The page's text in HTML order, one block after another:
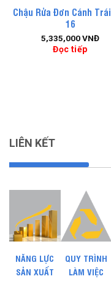
Chậu Rửa Đơn Cánh
16
5,335,000VNĐ
Đọc tiếp
LIÊN KẾT
NĂNG LỰC
SẢN XUẤT
QUY TRÌNH
LÀM VIỆC